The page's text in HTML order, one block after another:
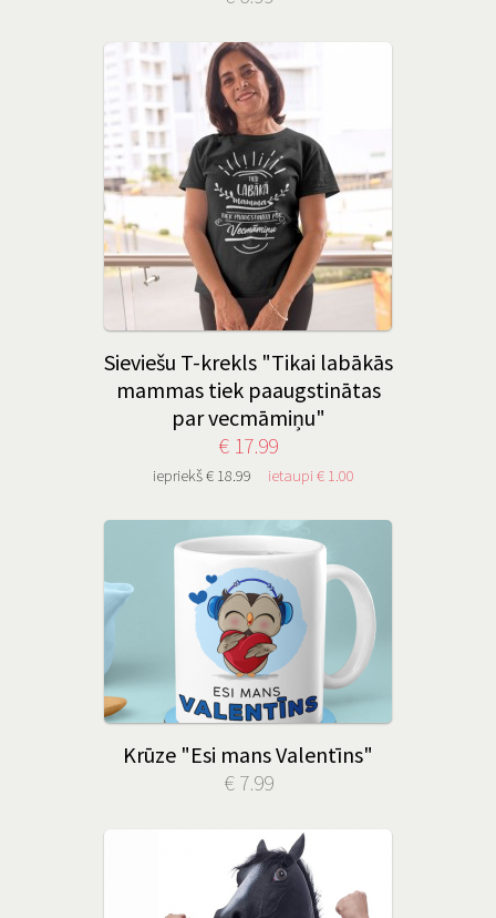
Sieviešu T-krekls "Tikai labākās
mammas tiek paaugstinātas
par vecmāmiņu"
€ 17.99
iepriekš € 18.99 ietaupi € 1.00
Krūze "Esi mans Valentīns"
€ 7.99